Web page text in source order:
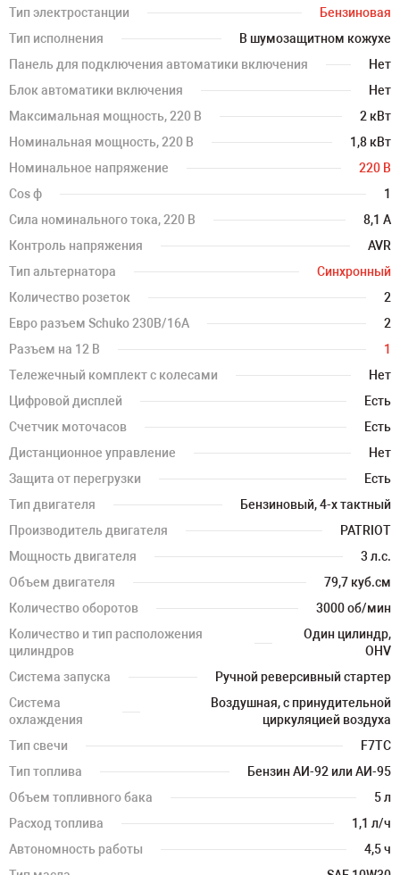
Тип электростанции
Бензиновая
Тип исполнения
В шумозащитном кожухе
Панель для подключения автоматики включения
Нет
Блок автоматики включения
Нет
Максимальная мощность, 220 В
2 кВт
Номинальная мощность, 220 В
1,8 кВт
Номинальное напряжение
220 В
Cos ф
1
Сила номинального тока, 220 В
8,1 А
Контроль напряжения
AVR
Тип альтернатора
Синхронный
Количество розеток
2
Евро разъем Schuko 230В/16А
2
Разъем на 12 В
1
Тележечный комплект с колесами
Нет
Цифровой дисплей
Есть
Счетчик моточасов
Есть
Дистанционное управление
Нет
Защита от перегрузки
Есть
Тип двигателя
Бензиновый, 4-х тактный
Производитель двигателя
PATRIOT
Мощность двигателя
3 л.с.
Объем двигателя
79,7 куб.см
Количество оборотов
3000 об/мин
Количество и тип расположения
цилиндров
Один цилиндр,
OHV
Система запуска
Ручной реверсивный стартер
Система
охлаждения
Воздушная, с принудительной
циркуляцией воздуха
Тип свечи
F7TC
Тип топлива
Бензин АИ-92 или АИ-95
Объем топливного бака
5 л
Расход топлива
1,1 л/ч
Автономность работы
4,5 ч